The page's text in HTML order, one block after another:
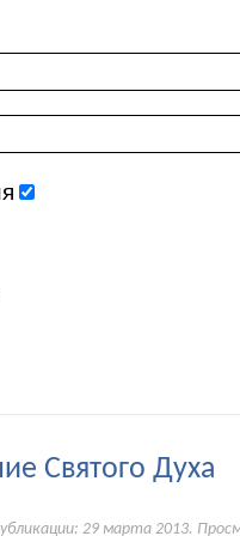
Святого Духа
29 марта 2013.